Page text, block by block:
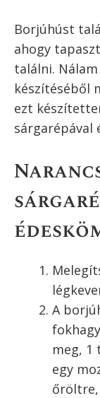
Borjúhúst
ahogy
találni.
készítéséből
ezt
sárgarépával
A
meg, 1
egy